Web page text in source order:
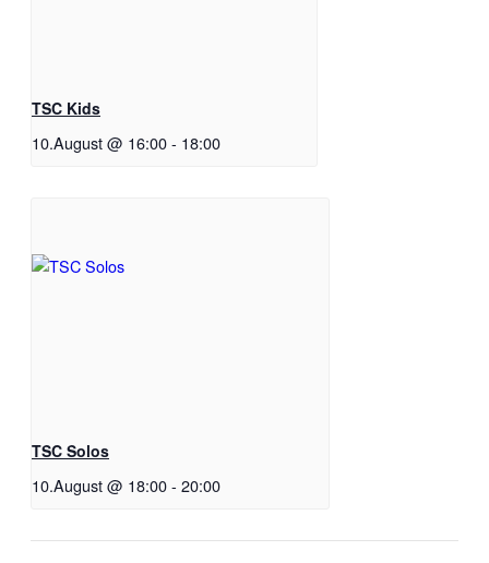
TSC Kids
10.August @ 16:00- 18:00
TSC Solos
10.August @ 18:00- 20:00